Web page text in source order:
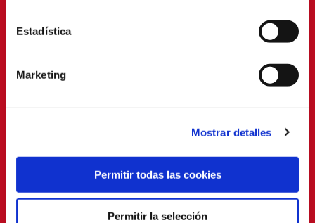
Estadística
Marketing
Mostrar detalles
Permitir todas las cookies
Permitir la selección